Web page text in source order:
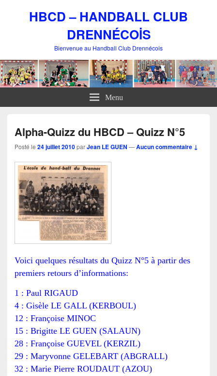
HBCD – HANDBALL CLUB
DRENNÉCOİS
Bienvenue au Handball Club Drennécois
Menu
Alpha-Quizz du HBCD – Quizz N°5
Posté le 24 juillet 2010parJean LE GUEN —Aucun commentaire ↓
Voici quelques résultats du Quizz N°5 à partir des
premiers retours d’informations:
1 : Paul RIGAUD
4 : Gisèle LE GALL (KERBOUL)
12 : Françoise MINOC
15 : Brigitte LE GUEN (SALAUN)
28 : Françoise GUEVEL (KERZIL)
29 : Maryvonne GELEBART (ABGRALL)
32 : Marie Pierre ROUDAUT (AZOU)